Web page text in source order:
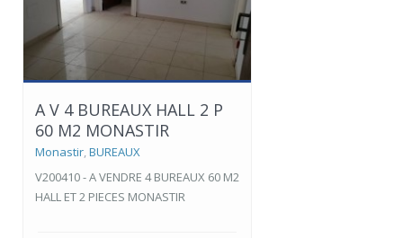
A V 4 BUREAUX HALL 2 P
60 M2 MONASTIR
Monastir,BUREAUX
V200410 - A VENDRE 4 BUREAUX 60 M2
HALL ET 2 PIECES MONASTIR